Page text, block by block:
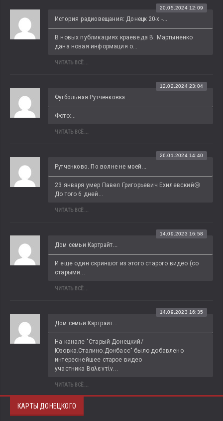
История радиовещания: Донецк 20-х -...
20.05.2024 12:09
В новых публикациях краеведа В. Мартыненко
дана новая информация о...
ЧИТАТЬ ВСЁ...
Футбольная Рутченковка...
12.02.2024 23:04
Фото:...
ЧИТАТЬ ВСЁ...
Рутченково. По волне не моей...
26.01.2024 14:40
23 января умер Павел Григорьевич Ехилевский😢
До того 6 дней...
ЧИТАТЬ ВСЁ...
Дом семьи Картрайт...
14.09.2023 16:58
И еще один скриншот из этого старого видео (со
старыми...
ЧИТАТЬ ВСЁ...
Дом семьи Картрайт...
14.09.2023 16:35
На канале "Старый Донецкий/
Юзовка.Сталино.Донбасс" было добавлено
интереснейшее старое видео
участника Βαλεντίν...
ЧИТАТЬ ВСЁ...
КАРТЫ ДОНЕЦКОГО